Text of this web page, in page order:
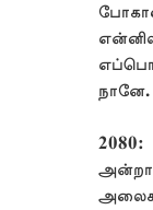
நானே.
2080: